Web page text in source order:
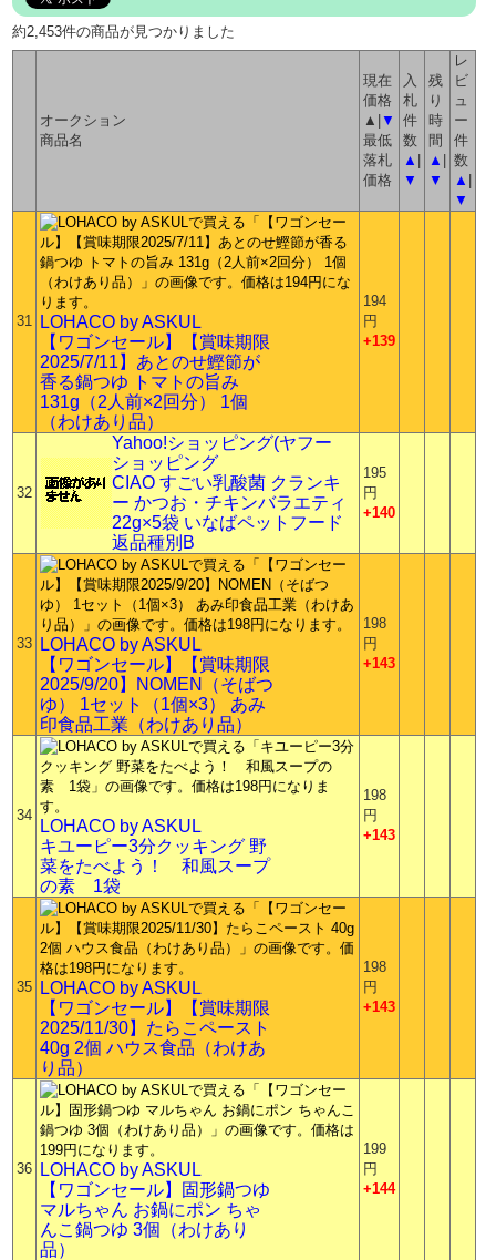
約2,453件の商品が見つかりました
オークション
商品名
現在
価格
▲|▼
最低
落札
価格
入
札
件
数
▲ |
▼
残
り
時
間
▲ |
▼
レ
ビ
ュ
ー
件
数
▲ |
▼
31
LOHACO by ASKUL
【ワゴンセール】【賞味期限
2025/7/11】あとのせ鰹節が
香る鍋つゆ トマトの旨み
131g（2人前×2回分） 1個
（わけあり品）
194
円
+139
32
Yahoo!ショッピング(ヤフー
ショッピング
CIAO すごい乳酸菌 クランキ
ー かつお・チキンバラエティ
22g×5袋 いなばペットフード
返品種別B
195
円
+140
33
LOHACO by ASKUL
【ワゴンセール】【賞味期限
2025/9/20】NOMEN（そばつ
ゆ） 1セット（1個×3） あみ
印食品工業（わけあり品）
198
円
+143
34
LOHACO by ASKUL
キユーピー3分クッキング 野
菜をたべよう！ 和風スープ
の素 1袋
198
円
+143
35
LOHACO by ASKUL
【ワゴンセール】【賞味期限
2025/11/30】たらこペースト
40g 2個 ハウス食品（わけあ
り品）
198
円
+143
36
LOHACO by ASKUL
【ワゴンセール】固形鍋つゆ
マルちゃん お鍋にポン ちゃ
んこ鍋つゆ 3個（わけあり
品）
199
円
+144